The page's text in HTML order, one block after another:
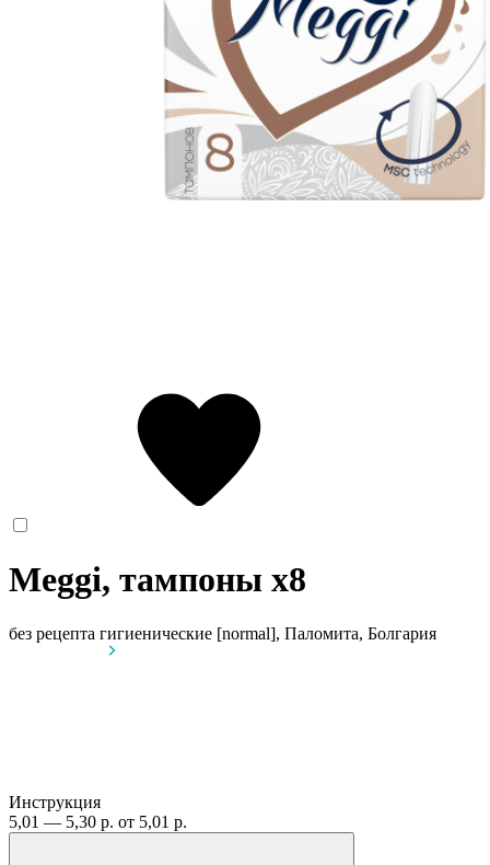
Meggi, тампоны x8
без рецепта гигиенические [normal], Паломита, Болгария
Инструкция
5,01 — 5,30 р. от 5,01 р.